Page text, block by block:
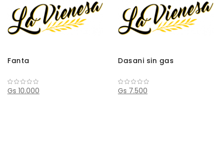
Fanta
Gs 10.000
Dasani sin gas
Gs 7.500